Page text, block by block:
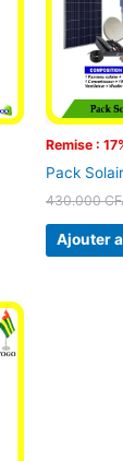
Remise :
Pack
430.000
Ajouter